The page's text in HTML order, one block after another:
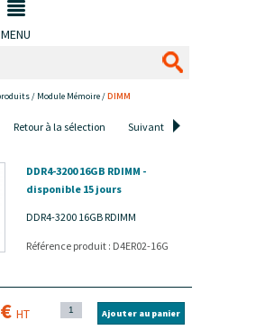
MENU
/ Module Mémoire/DIMM
Retour à la sélection Suivant
DDR4-3200 16GB RDIMM -
disponible 15 jours
DDR4-3200 16GB RDIMM
Référence produit : D4ER02-16G
HT Ajouter au panier